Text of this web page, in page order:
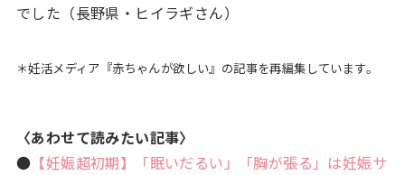
でした（長野県・ヒイラギさん）
＊妊活メディア『赤ちゃんが欲しい』の記事を再編集しています。
〈あわせて読みたい記事〉
● 【妊娠超初期】「眠いだるい」「胸が張る」は妊娠サ